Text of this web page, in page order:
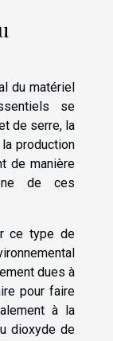
du matériel
se
de serre, la
la production
de manière
de ces
ce type de
dues à
pour faire
à la
dioxyde de